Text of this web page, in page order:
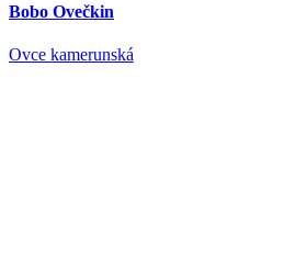
Bobo Ovečkin
Ovce kamerunská